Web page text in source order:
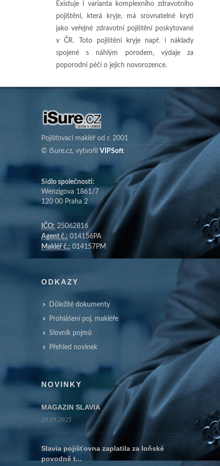
Existuje i varianta komplexního zdravotního
pojištění, která kryje, má srovnatelné krytí
jako veřejné zdravotní pojištění poskytované
v ČR. Toto pojištění kryje např. i náklady
spojené s náhlým porodem, výdaje za
poporodní péči o jejich novorozence.
Pojišťovací makléř od r. 2001
© iSure.cz, vytvořil VIPSoft
Sídlo společnosti:
Wenzigova 1861/7
120 00 Praha 2
IČO: 25062816
Agent č.: 014156PA
Makléř č.: 014157PM
ODKAZY
Důležité dokumenty
Prohlášení poj. makléře
Slovník pojmů
Přehled novinek
NOVINKY
MAGAZIN SLAVIA
29.09.2025
Slavia pojišťovna zaplatila za loňské
povodně t...